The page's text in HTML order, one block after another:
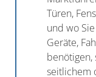
Türen,
und wo
Geräte,
benötigen,
seitlichem